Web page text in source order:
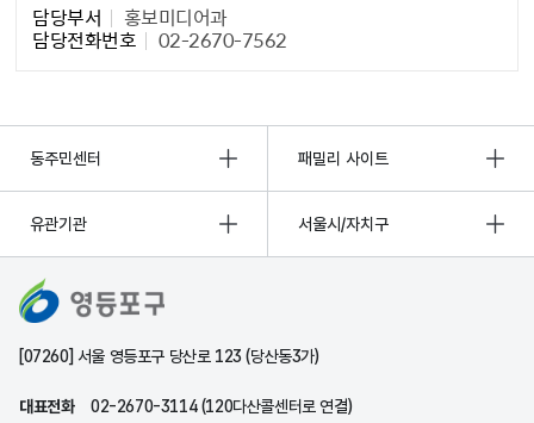
담당부서 홍보미디어과
담당전화번호 02-2670-7562
동주민센터 패밀리 사이트
유관기관 서울시/자치구
[07260] 서울 영등포구 당산로 123 (당산동3가)
대표전화 02-2670-3114 (120다산콜센터로 연결)